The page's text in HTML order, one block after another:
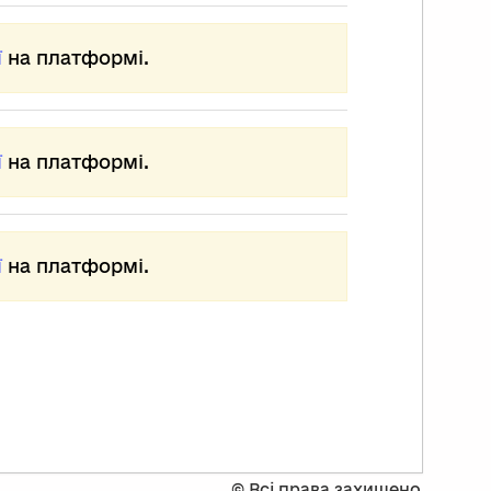
шкіри свійських тварин.
такі книги ще називають
або манускриптами.
потім зшивали разом у кодекс.
працювали у спеціальних
довготривалий процес.
їх дуже цінували і навіть
на платформі.
на платформі.
на платформі.